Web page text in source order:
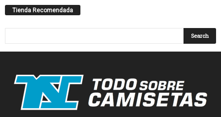
Tienda Recomendada